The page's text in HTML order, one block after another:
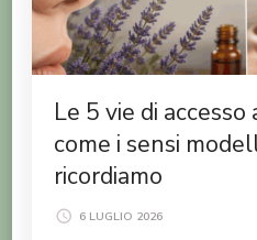
Le 5 vie di
come i sensi
ricordiamo
6 LUGLIO 2026